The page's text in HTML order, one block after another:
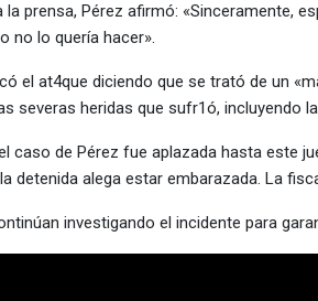
la prensa, Pérez afirmó: «Sinceramente,
no lo quería hacer».
el at4que diciendo que se trató de un
severas heridas que sufr1ó, incluyendo
caso de Pérez fue aplazada hasta este
detenida alega estar embarazada. La
investigando el incidente para